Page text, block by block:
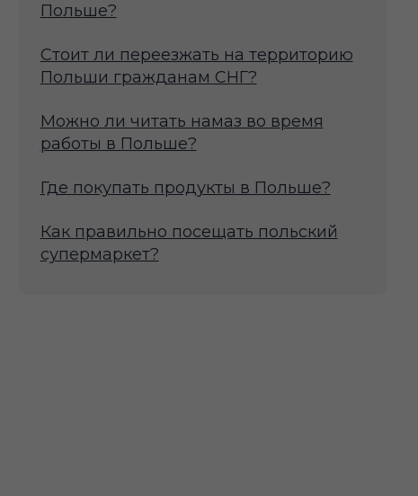
Польше?
Стоит ли переезжать на территорию
Польши гражданам СНГ?
Можно ли читать намаз во время
работы в Польше?
Где покупать продукты в Польше?
Как правильно посещать польский
супермаркет?